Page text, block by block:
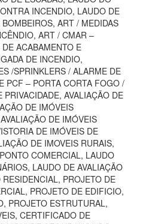
INCENDIO, LAUDO DE
ART / MEDIDAS
ART / CMAR –
ACABAMENTO E
DE INCENDIO,
/SPRINKLERS / ALARME DE
PCF – PORTA CORTA FOGO /
AVALIAÇÃO DE
DE IMÓVEIS
DE IMÓVEIS
DE IMÓVEIS DE
DE IMOVEIS RURAIS,
COMERCIAL, LAUDO
LAUDO DE AVALIAÇÃO
PROJETO DE
PROJETO DE EDIFICIO,
PROJETO ESTRUTURAL,
CERTIFICADO DE